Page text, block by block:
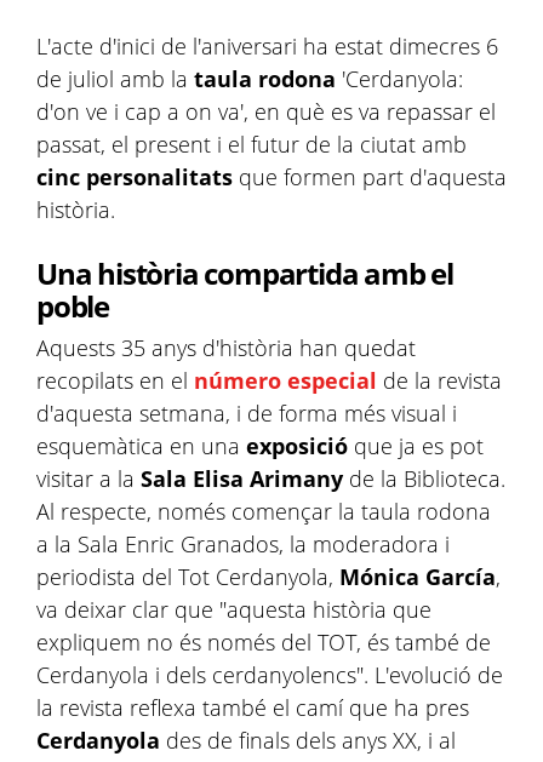
L'acte d'inici de l'aniversari ha estat dimecres 6
de juliol amb la taula rodona 'Cerdanyola:
d'on ve i cap a on va', en què es va repassar el
passat, el present i el futur de la ciutat amb
cinc personalitats que formen part d'aquesta
història.
Una història compartida amb el
poble
Aquests 35 anys d'història han quedat
recopilats en el número especial de la revista
d'aquesta setmana, i de forma més visual i
esquemàtica en una exposició que ja es pot
visitar a la Sala Elisa Arimany de la Biblioteca.
Al respecte, només començar la taula rodona
a la Sala Enric Granados, la moderadora i
periodista del Tot Cerdanyola, Mónica García,
va deixar clar que "aquesta història que
expliquem no és només del TOT, és també de
Cerdanyola i dels cerdanyolencs". L'evolució de
la revista reflexa també el camí que ha pres
Cerdanyola des de finals dels anys XX, i al